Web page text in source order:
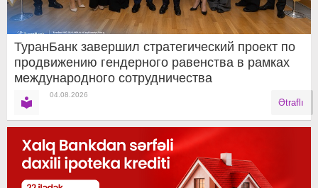
ТуранБанк завершил стратегический проект по
продвижению гендерного равенства в рамках
международного сотрудничества
04.08.2026
Ətraflı